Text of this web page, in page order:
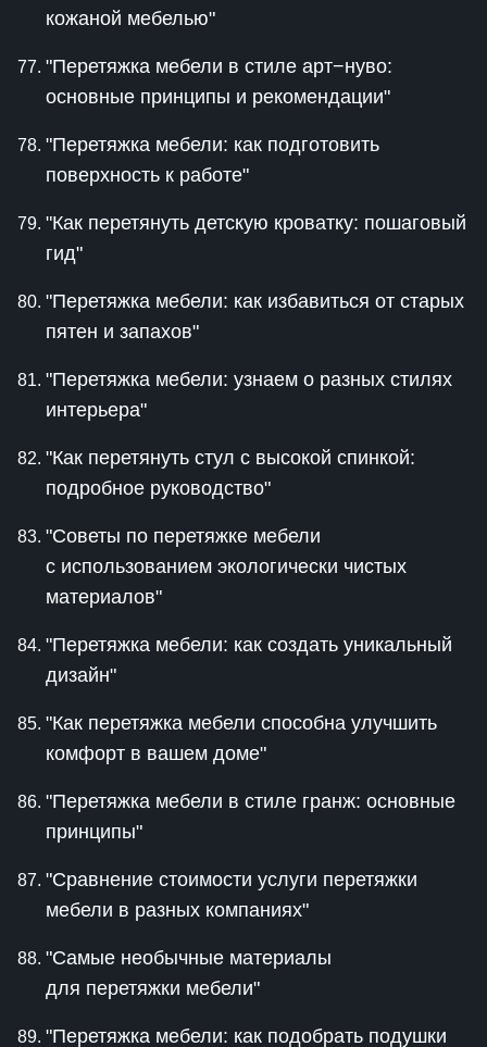
кожаной мебелью"
"Перетяжка мебели в стиле арт−нуво:
основные принципы и рекомендации"
"Перетяжка мебели: как подготовить
поверхность к работе"
"Как перетянуть детскую кроватку: пошаговый
гид"
"Перетяжка мебели: как избавиться от старых
пятен и запахов"
"Перетяжка мебели: узнаем о разных стилях
интерьера"
"Как перетянуть стул с высокой спинкой:
подробное руководство"
"Советы по перетяжке мебели
с использованием экологически чистых
материалов"
"Перетяжка мебели: как создать уникальный
дизайн"
"Как перетяжка мебели способна улучшить
комфорт в вашем доме"
"Перетяжка мебели в стиле гранж: основные
принципы"
"Сравнение стоимости услуги перетяжки
мебели в разных компаниях"
"Самые необычные материалы
для перетяжки мебели"
"Перетяжка мебели: как подобрать подушки